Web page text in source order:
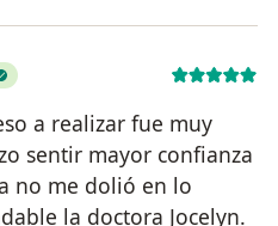
a realizar fue muy
sentir mayor confianza
no me dolió en lo
la doctora Jocelyn.